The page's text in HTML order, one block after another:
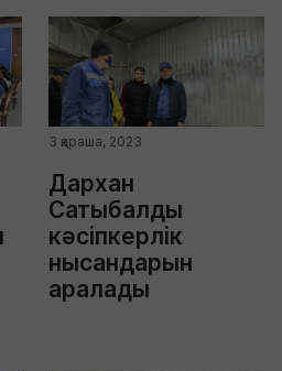
3 қараша, 2023
Дархан
Сатыбалды
кәсіпкерлік
нысандарын
аралады